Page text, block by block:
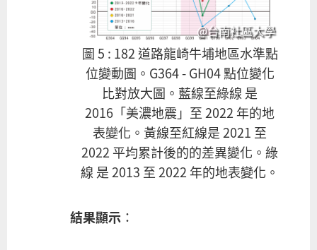
@台南社區大學
圖 5 : 182 道路龍崎牛埔地區水準點
位變動圖。G364 - GH04 點位變化
比對放大圖。藍線至綠線 是
2016「美濃地震」至 2022 年的地
表變化。黃線至紅線是 2021 至
2022 平均累計後的的差異變化。綠
線 是 2013 至 2022 年的地表變化。
結果顯示：